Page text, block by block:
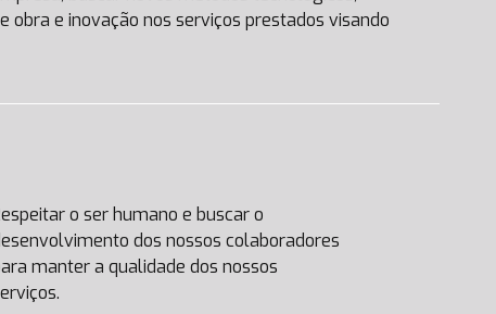
obra e inovação nos serviços prestados visando
o ser humano e buscar o
dos nossos colaboradores
manter a qualidade dos nossos